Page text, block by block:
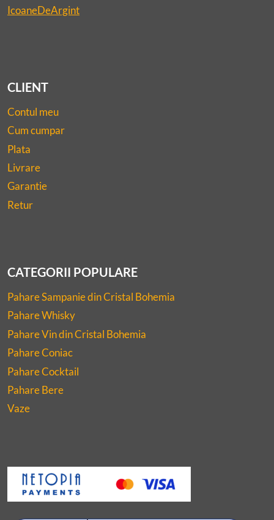
IcoaneDeArgint
CLIENT
Contul meu
Cum cumpar
Plata
Livrare
Garantie
Retur
CATEGORII POPULARE
Pahare Sampanie din Cristal Bohemia
Pahare Whisky
Pahare Vin din Cristal Bohemia
Pahare Coniac
Pahare Cocktail
Pahare Bere
Vaze